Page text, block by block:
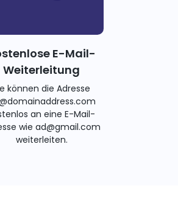
E-Mail-
Weiterleitung
können die Adresse
an eine E-Mail-
wie ad@gmail.com
weiterleiten.